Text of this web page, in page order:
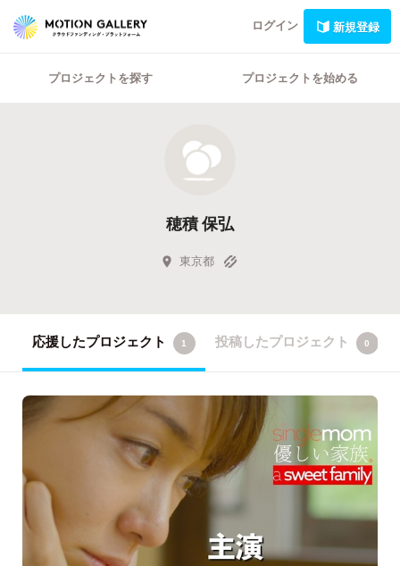
ログイン 新規登録
プロジェクトを探す プロジェクトを始める
穂積 保弘
東京都
応援したプロジェクト 1 投稿したプロジェクト 0